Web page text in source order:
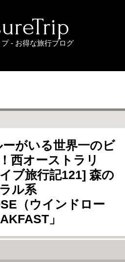
プ - お得な旅行ブログ
がいる世界一のビ
西オーストラリ
ブ旅行記121] 森の
ル系
（ウインドロー
」